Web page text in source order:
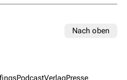
Nach oben
PodcastVerlagPresse